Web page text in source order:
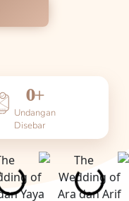
Undangan
Disebar
0+